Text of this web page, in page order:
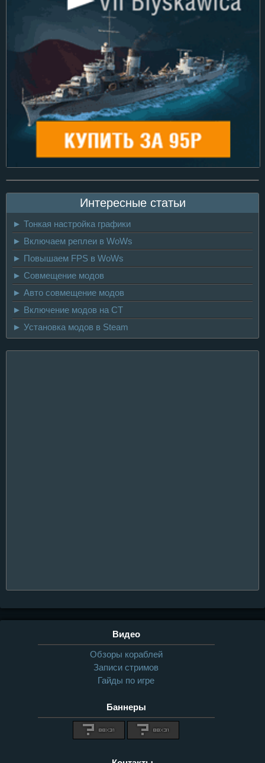
Интересные статьи
► Тонкая настройка графики
► Включаем реплеи в WoWs
► Повышаем FPS в WoWs
► Совмещение модов
► Авто совмещение модов
► Включение модов на CT
► Установка модов в Steam
Видео
Обзоры кораблей
Записи стримов
Гайды по игре
Баннеры